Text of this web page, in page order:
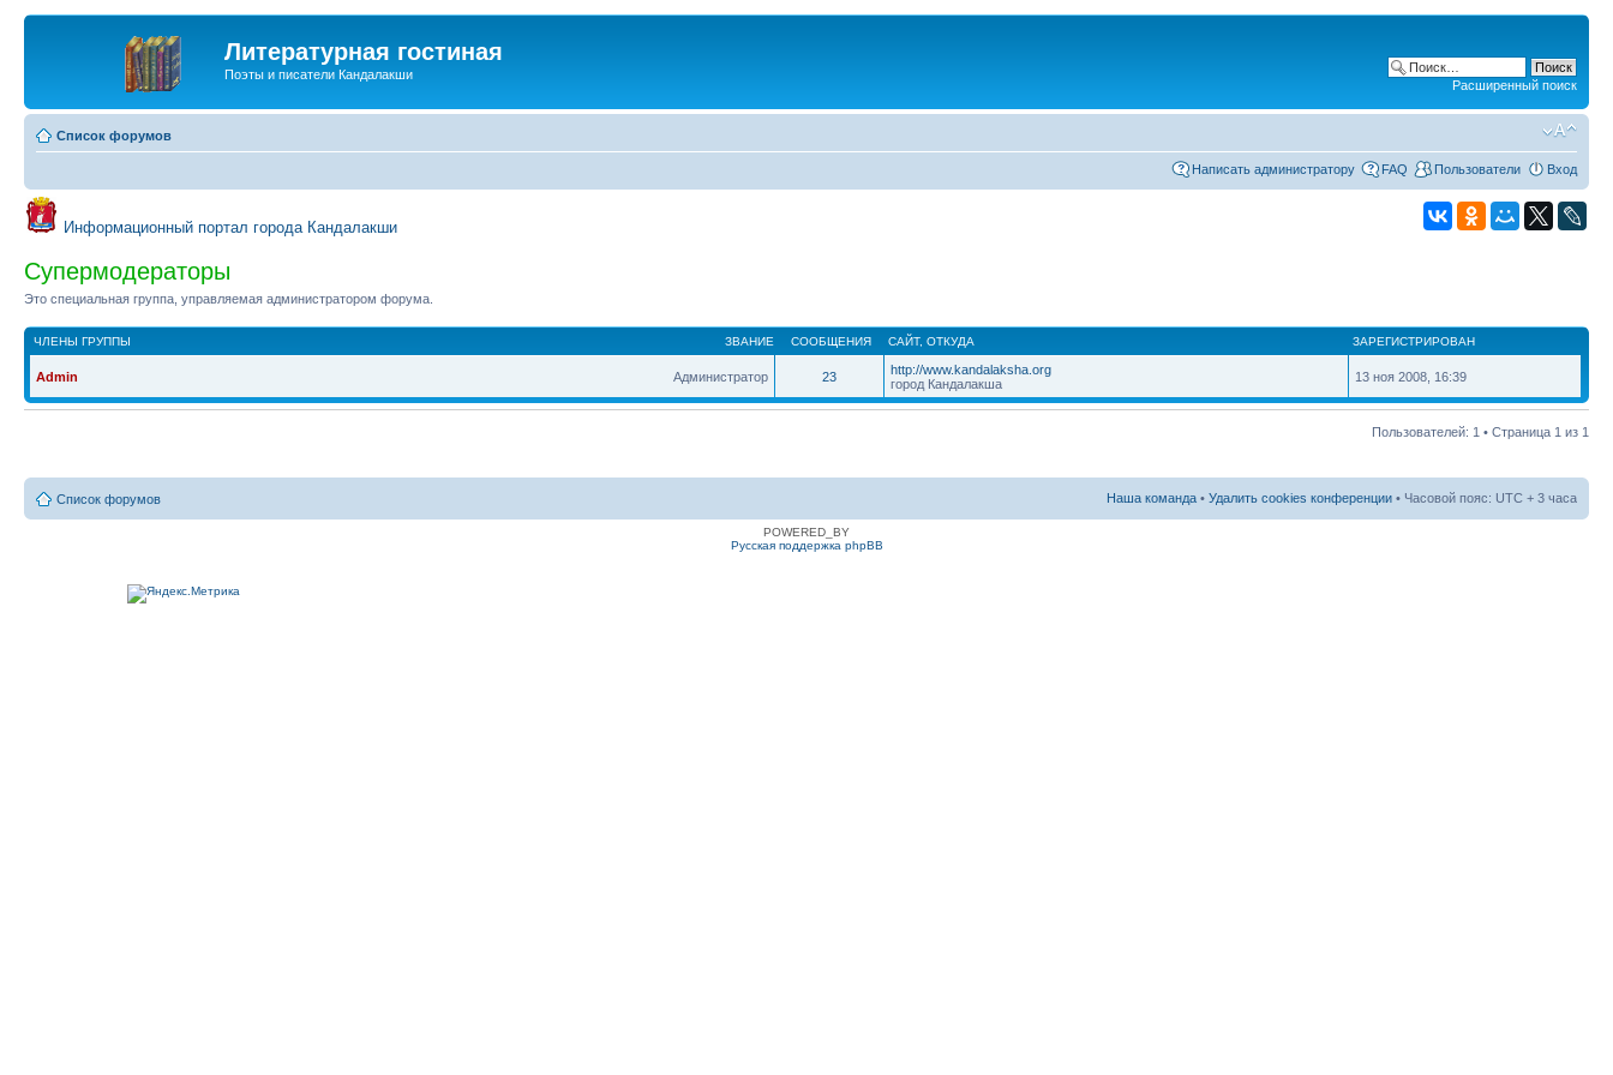
Литературная гостиная
Поэты и писатели Кандалакши
Расширенный поиск
Список форумов
Написать администратору FAQ Пользователи Вход
Информационный портал города Кандалакши
Супермодераторы
Это специальная группа, управляемая администратором форума.
ЗВАНИЕ
ЧЛЕНЫ ГРУППЫ СООБЩЕНИЯ САЙТ, ОТКУДА ЗАРЕГИСТРИРОВАН
Администратор
Admin 23
http://www.kandalaksha.org
город Кандалакша
13 ноя 2008, 16:39
Пользователей: 1 • Страница 1 из 1
Список форумов Наша команда • Удалить cookies конференции • Часовой пояс: UTC + 3 часа
POWERED_BY
Русская поддержка phpBB